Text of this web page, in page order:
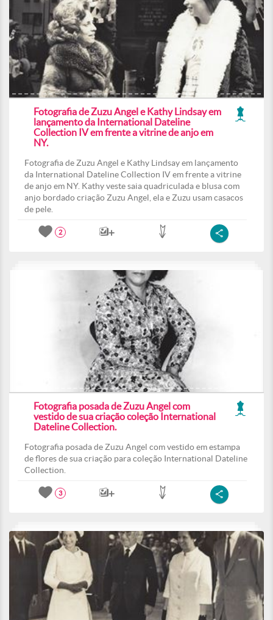
Fotografia de Zuzu Angel e Kathy Lindsay em
lançamento da International Dateline
Collection IV em frente a vitrine de anjo em
NY.
Fotografia de Zuzu Angel e Kathy Lindsay em lançamento
da International Dateline Collection IV em frente a vitrine
de anjo em NY. Kathy veste saia quadriculada e blusa com
anjo bordado criação Zuzu Angel, ela e Zuzu usam casacos
de pele.
2
Fotografia posada de Zuzu Angel com
vestido de sua criação coleção International
Dateline Collection.
Fotografia posada de Zuzu Angel com vestido em estampa
de flores de sua criação para coleção International Dateline
Collection.
3